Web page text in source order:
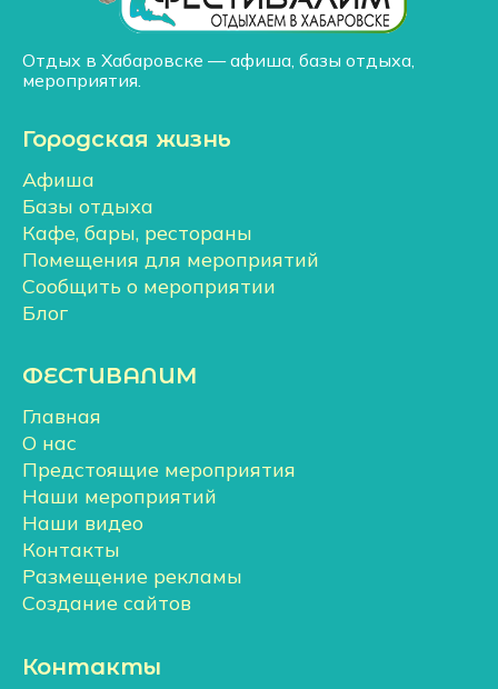
Отдых в Хабаровске — афиша, базы отдыха,
мероприятия.
Городская жизнь
Афиша
Базы отдыха
Кафе, бары, рестораны
Помещения для мероприятий
Сообщить о мероприятии
Блог
ФЕСТИВАЛИМ
Главная
О нас
Предстоящие мероприятия
Наши мероприятий
Наши видео
Контакты
Размещение рекламы
Создание сайтов
Контакты